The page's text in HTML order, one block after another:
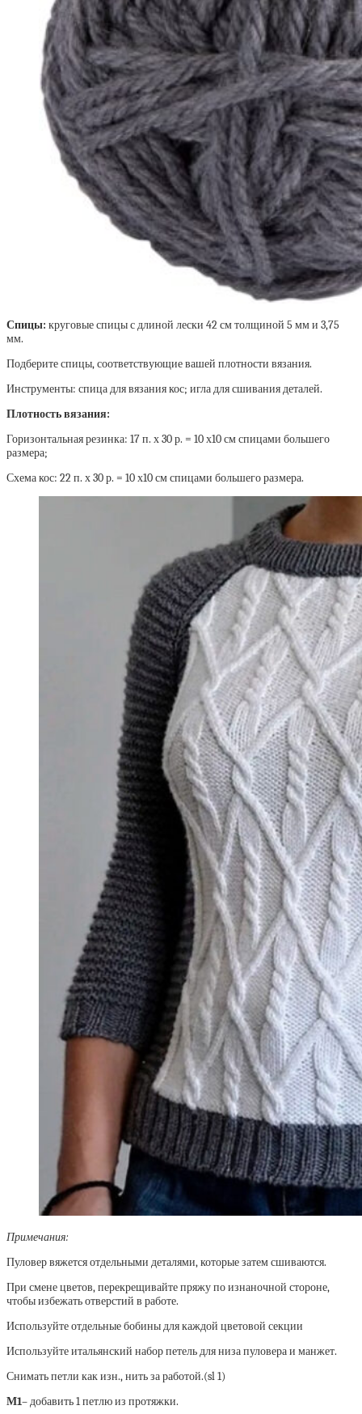
Спицы: круговые спицы с длиной лески 42 см толщиной 5 мм и 3,75
мм.
Подберите спицы, соответствующие вашей плотности вязания.
Инструменты: спица для вязания кос; игла для сшивания деталей.
Плотность вязания:
Горизонтальная резинка: 17 п. х 30 р. = 10 х10 см спицами большего
размера;
Схема кос: 22 п. х 30 р. = 10 х10 см спицами большего размера.
Примечания:
Пуловер вяжется отдельными деталями, которые затем сшиваются.
При смене цветов, перекрещивайте пряжу по изнаночной стороне,
чтобы избежать отверстий в работе.
Используйте отдельные бобины для каждой цветовой секции
Используйте итальянский набор петель для низа пуловера и манжет.
Снимать петли как изн., нить за работой.(sl 1)
М1– добавить 1 петлю из протяжки.